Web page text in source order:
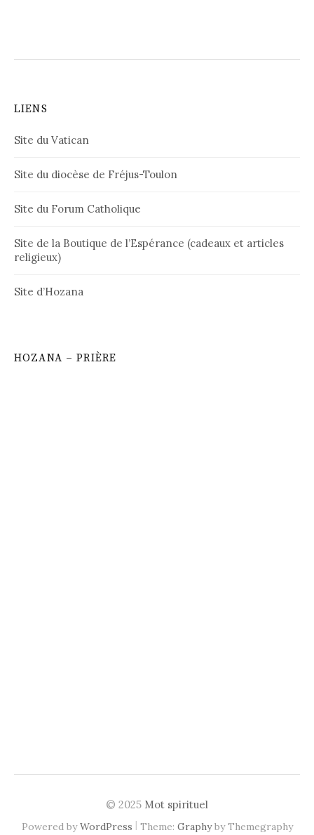
LIENS
Site du Vatican
Site du diocèse de Fréjus-Toulon
Site du Forum Catholique
Site de la Boutique de l’Espérance (cadeaux et articles
religieux)
Site d’Hozana
HOZANA – PRIÈRE
© 2025 Mot spirituel
Powered byWordPress | Theme: Graphyby Themegraphy